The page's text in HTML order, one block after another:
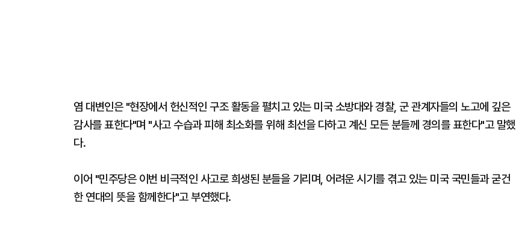
염 대변인은 "현장에서 헌신적인 구조 활동을 펼치고 있는 미국 소방대와 경찰, 군 관계자들의 노고에 깊은
감사를 표한다"며 "사고 수습과 피해 최소화를 위해 최선을 다하고 계신 모든 분들께 경의를 표한다"고 말했
다.
이어 "민주당은 이번 비극적인 사고로 희생된 분들을 기리며, 어려운 시기를 겪고 있는 미국 국민들과 굳건
한 연대의 뜻을 함께한다"고 부연했다.